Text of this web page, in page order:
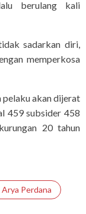
berulang kali
sadarkan diri,
memperkosa
akan dijerat
459 subsider 458
20 tahun
Perdana